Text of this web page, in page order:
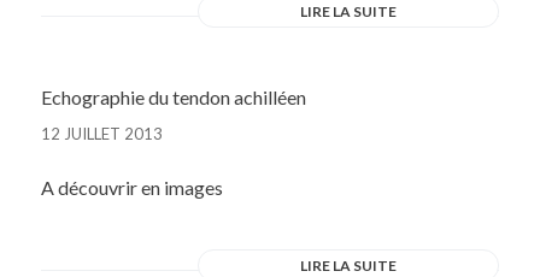
LIRE LA SUITE
Echographie du tendon achilléen
12 JUILLET 2013
A découvrir en images
LIRE LA SUITE